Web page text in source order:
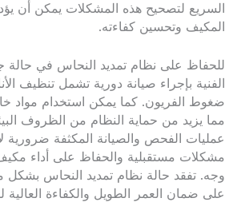
السريع لتصحيح هذه المشكلات يمكن أن
المكيف وتحسين كفاءته.
للحفاظ على نظام تمديد النحاس في حالة
الفنية بإجراء صيانة دورية تشمل تنظيف
ضغوط الفريون. كما يمكن استخدام مواد
مما يزيد من حماية النظام من الظروف
عمليات الفحص والصيانة المكثفة
مشكلات مستقبلية والحفاظ على أداء
وجه. تفقد حالة نظام تمديد النحاس
على ضمان العمر الطويل والكفاءة العالية